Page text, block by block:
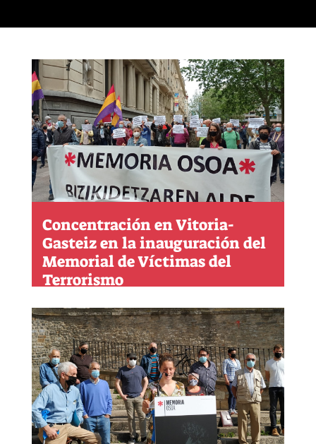
Concentración en Vitoria-
Gasteiz en la inauguración del
Memorial de Víctimas del
Terrorismo